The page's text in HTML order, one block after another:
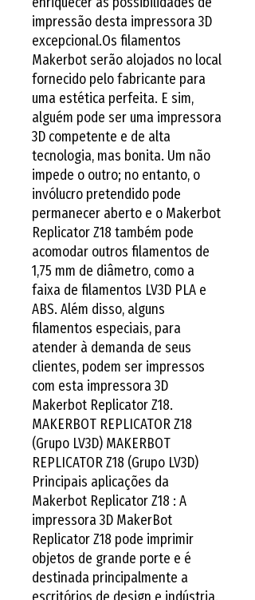
impressão desta impressora 3D
excepcional.Os filamentos
Makerbot serão alojados no local
fornecido pelo fabricante para
uma estética perfeita. E sim,
alguém pode ser uma impressora
3D competente e de alta
tecnologia, mas bonita. Um não
impede o outro; no entanto, o
invólucro pretendido pode
permanecer aberto e o Makerbot
Replicator Z18 também pode
acomodar outros filamentos de
1,75 mm de diâmetro, como a
faixa de filamentos LV3D PLA e
ABS. Além disso, alguns
filamentos especiais, para
atender à demanda de seus
clientes, podem ser impressos
com esta impressora 3D
Makerbot Replicator Z18.
MAKERBOT REPLICATOR Z18
(Grupo LV3D) MAKERBOT
REPLICATOR Z18 (Grupo LV3D)
Principais aplicações da
Makerbot Replicator Z18 : A
impressora 3D MakerBot
Replicator Z18 pode imprimir
objetos de grande porte e é
destinada principalmente a